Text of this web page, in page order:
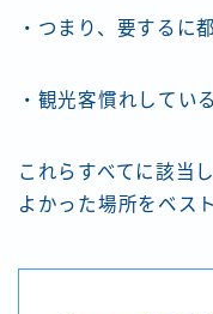
・つまり、要するに
・観光客慣れしてい
これらすべてに該当
よかった場所をベス